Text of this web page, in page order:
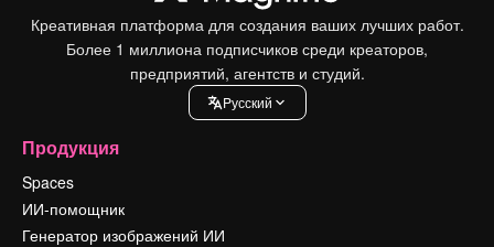
Креативная платформа для создания ваших лучших работ.
Более 1 миллиона подписчиков среди креаторов,
предприятий, агентств и студий.
Pусский
Продукция
Spaces
ИИ-помощник
Генератор изображений ИИ